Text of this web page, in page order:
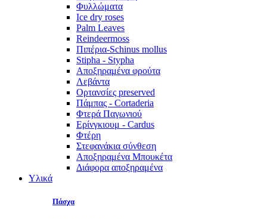
Φυλλώματα
Ice dry roses
Palm Leaves
Reindeermoss
Πιπέρια-Schinus mollus
Stipha - Stypha
Αποξηραμένα φρούτα
Λεβάντα
Ορτανσίες preserved
Πάμπας - Cortaderia
Φτερά Παγωνιού
Ερίνγκιουμ - Cardus
Φτέρη
Στεφανάκια σύνθεση
Αποξηραμένα Μπουκέτα
Διάφορα αποξηραμένα
Υλικά
Πάσχα